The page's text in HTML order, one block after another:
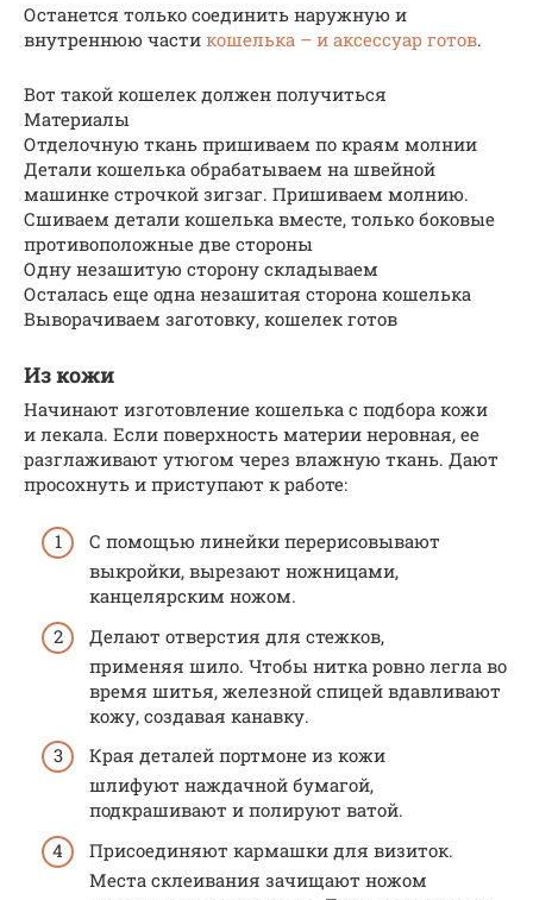
Останется только соединить наружную и
внутреннюю части кошелька – и аксессуар готов.
Вот такой кошелек должен получиться
Материалы
Отделочную ткань пришиваем по краям молнии
Детали кошелька обрабатываем на швейной
машинке строчкой зигзаг. Пришиваем молнию.
Сшиваем детали кошелька вместе, только боковые
противоположные две стороны
Одну незашитую сторону складываем
Осталась еще одна незашитая сторона кошелька
Выворачиваем заготовку, кошелек готов
Из кожи
Начинают изготовление кошелька с подбора кожи
и лекала. Если поверхность материи неровная, ее
разглаживают утюгом через влажную ткань. Дают
просохнуть и приступают к работе:
С помощью линейки перерисовывают
выкройки, вырезают ножницами,
канцелярским ножом.
Делают отверстия для стежков,
применяя шило. Чтобы нитка ровно легла во
время шитья, железной спицей вдавливают
кожу, создавая канавку.
Края деталей портмоне из кожи
шлифуют наждачной бумагой,
подкрашивают и полируют ватой.
Присоединяют кармашки для визиток.
Места склеивания зачищают ножом